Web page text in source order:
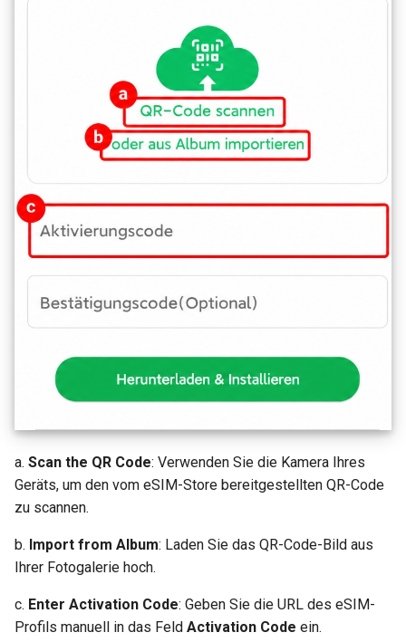
a. Scan the QR Code: Verwenden Sie die Kamera Ihres
Geräts, um den vom eSIM-Store bereitgestellten QR-Code
zu scannen.
b. Import from Album: Laden Sie das QR-Code-Bild aus
Ihrer Fotogalerie hoch.
c. Enter Activation Code: Geben Sie die URL des eSIM-
Profils manuell in das Feld Activation Code ein.